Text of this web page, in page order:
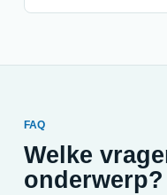
FAQ
Welke
onderwerp?